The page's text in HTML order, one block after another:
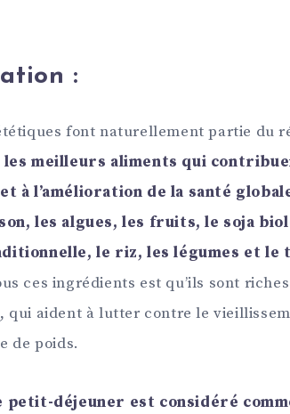
:
font naturellement partie du
les meilleurs aliments qui
à l’amélioration de la santé
les algues, les fruits, le soja
le riz, les légumes et le
ces ingrédients est qu’ils sont
qui aident à lutter contre le
de poids.
petit-déjeuner est considéré